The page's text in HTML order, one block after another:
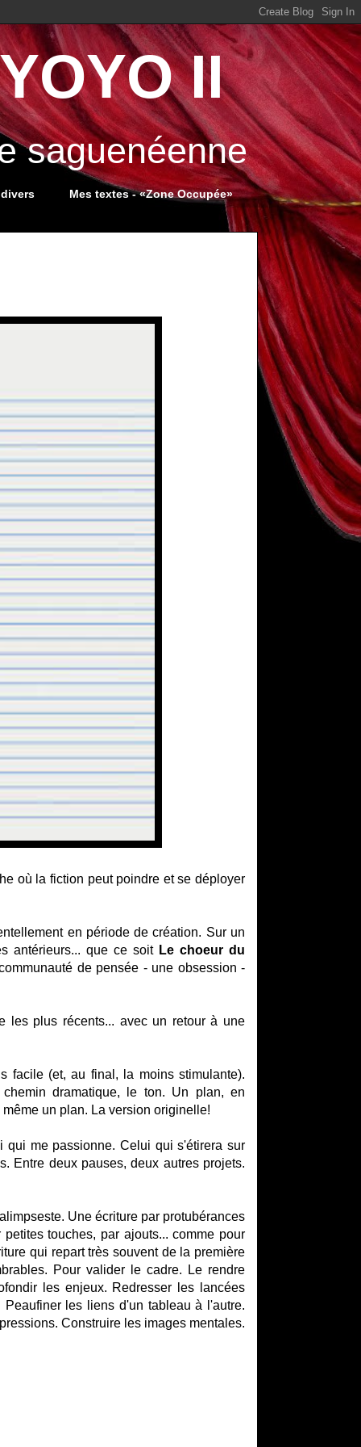
II
saguenéenne
Mes textes - «Zone Occupée»
où la fiction peut poindre et se déployer
en période de création. Sur un
antérieurs... que ce soit Le choeur du
de pensée - une obsession -
les plus récents... avec un retour à une
facile (et, au final, la moins stimulante).
dramatique, le ton. Un plan, en
un plan. La version originelle!
qui me passionne. Celui qui s'étirera sur
Entre deux pauses, deux autres projets.
Une écriture par protubérances
touches, par ajouts... comme pour
qui repart très souvent de la première
Pour valider le cadre. Le rendre
les enjeux. Redresser les lancées
les liens d'un tableau à l'autre.
Construire les images mentales.